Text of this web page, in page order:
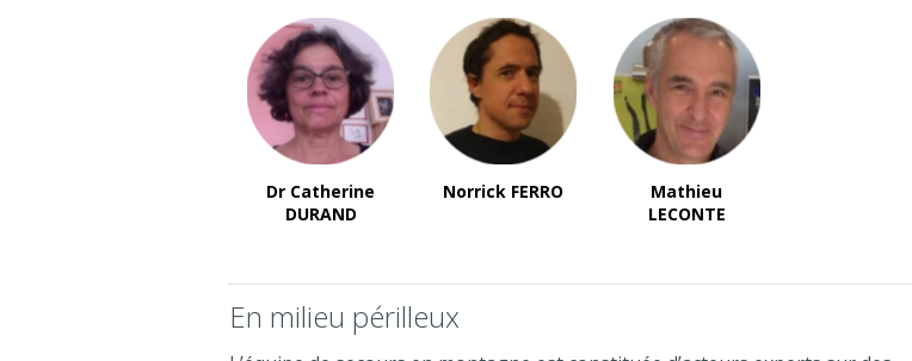
Dr Catherine
DURAND
Norrick FERRO
Mathieu
LECONTE
En milieu périlleux